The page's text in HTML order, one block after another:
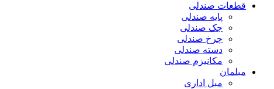
قطعات صندلی
پایه صندلی
جک صندلی
چرخ صندلی
دسته صندلی
مکانیزم صندلی
مبلمان
مبل اداری